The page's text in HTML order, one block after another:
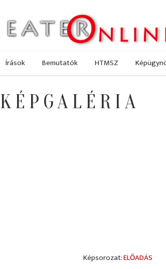
Írások Bemutatók HTMSZ
KÉPGALÉRIA
ELŐADÁS